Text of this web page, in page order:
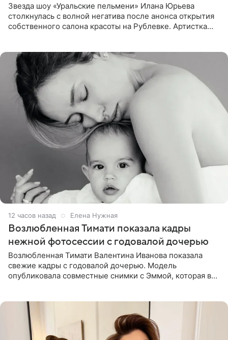
Звезда шоу «Уральские пельмени» Илана Юрьева
столкнулась с волной негатива после анонса открытия
собственного салона красоты на Рублевке. Артистка
12 часов назад Елена Нужная
Возлюбленная Тимати показала кадры
нежной фотосессии с годовалой дочерью
Возлюбленная Тимати Валентина Иванова показала
свежие кадры с годовалой дочерью. Модель
опубликовала совместные снимки с Эммой, которая в